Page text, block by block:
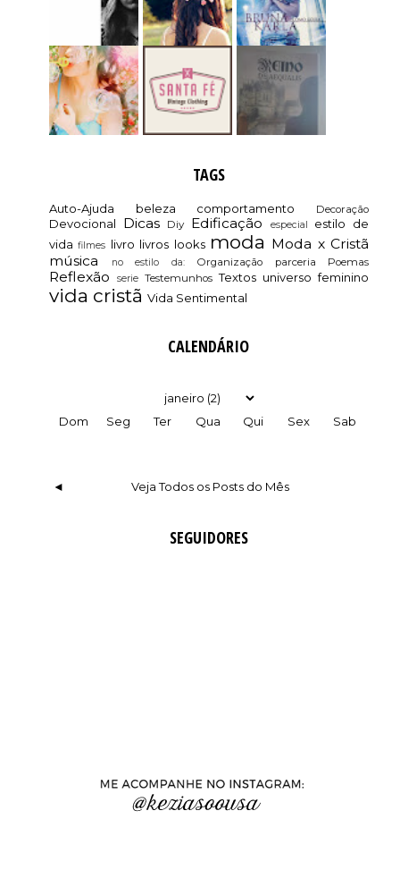
TAGS
Auto-Ajuda beleza comportamento Decoração
Devocional Dicas Diy Edificação especial
estilo de
vida filmes livro livros looks moda Moda x Cristã
música
no estilo da: Organização parceria Poemas
Reflexão serie Testemunhos Textos universo feminino
vida cristã Vida Sentimental
CALENDÁRIO
Dom Seg Ter Qua Qui Sex Sab
◄ Veja Todos os Posts do Mês
SEGUIDORES